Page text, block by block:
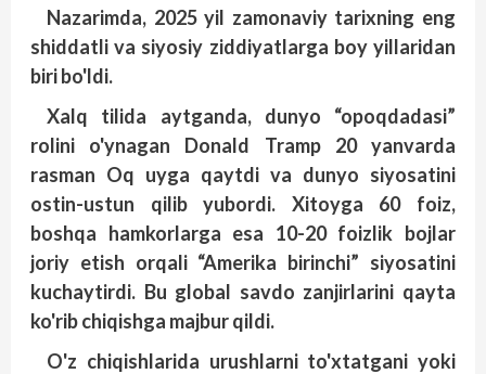
Nazarimda, 2025 yil zamonaviy tarixning eng
shiddatli va siyosiy ziddiyatlarga boy yillaridan
biri bo'ldi.
Xalq tilida aytganda, dunyo “opoqdadasi”
rolini o'ynagan Donald Tramp 20 yanvarda
rasman Oq uyga qaytdi va dunyo siyosatini
ostin-ustun qilib yubordi. Xitoyga 60 foiz,
boshqa hamkorlarga esa 10-20 foizlik bojlar
joriy etish orqali “Amerika birinchi” siyosatini
kuchaytirdi. Bu global savdo zanjirlarini qayta
ko'rib chiqishga majbur qildi.
O'z chiqishlarida urushlarni to'xtatgani yoki